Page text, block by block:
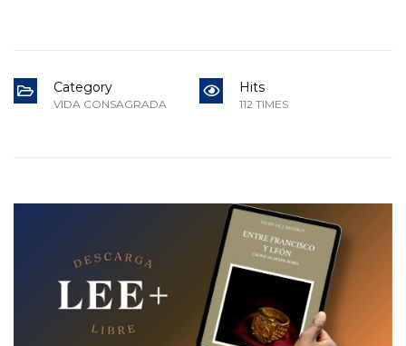
Category
VIDA CONSAGRADA
Hits
112 TIMES